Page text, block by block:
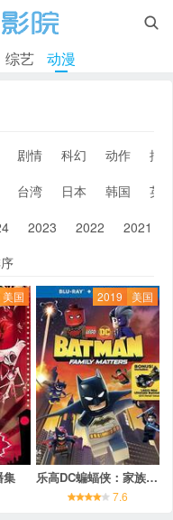

综艺 动漫
剧情 科幻 动作
搞
台湾 日本 韩国
英
2023 2022 2021
美国
集
2019 美国
乐高DC蝙蝠侠：家族事务
7.6